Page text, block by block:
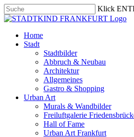
Skip
to
content
Klick
Close
search
Menu
Home
Stadt
Stadtbilder
Abbruch & Neubau
Architektur
Allgemeines
Gastro & Shopping
Urban Art
Murals & Wandbilder
Freiluftgalerie
Hall of Fame
Urban Art Frankfurt